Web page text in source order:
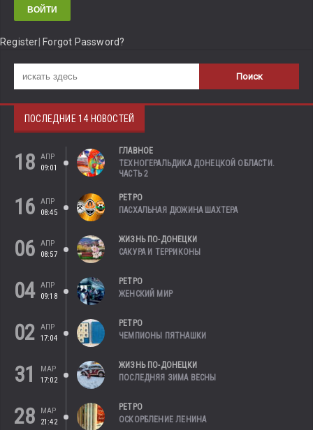
Register|Forgot Password?
ПОСЛЕДНИЕ 14 НОВОСТЕЙ
18
АПР
09:01
ГЛАВНОЕ
ТЕХНОГЕРАЛЬДИКА ДОНЕЦКОЙ ОБЛАСТИ.
ЧАСТЬ 2
16
АПР
08:45
РЕТРО
ПАСХАЛЬНАЯ ДЮЖИНА ШАХТЕРА
06
АПР
08:57
ЖИЗНЬ ПО-ДОНЕЦКИ
САКУРА И ТЕРРИКОНЫ
04 АПР
09:18
РЕТРО
ЖЕНСКИЙ МИР
02
АПР
17:04
РЕТРО
ЧЕМПИОНЫ ПЯТНАШКИ
31
МАР
17:02
ЖИЗНЬ ПО-ДОНЕЦКИ
ПОСЛЕДНЯЯ ЗИМА ВЕСНЫ
28
МАР
21:42
РЕТРО
ОСКОРБЛЕНИЕ ЛЕНИНА